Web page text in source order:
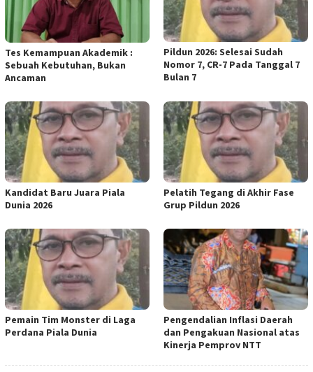
Tes Kemampuan Akademik :
Sebuah Kebutuhan, Bukan
Ancaman
Pildun 2026: Selesai Sudah
Nomor 7, CR-7 Pada Tanggal 7
Bulan 7
Kandidat Baru Juara Piala
Dunia 2026
Pelatih Tegang di Akhir Fase
Grup Pildun 2026
Pemain Tim Monster di Laga
Perdana Piala Dunia
Pengendalian Inflasi Daerah
dan Pengakuan Nasional atas
Kinerja Pemprov NTT